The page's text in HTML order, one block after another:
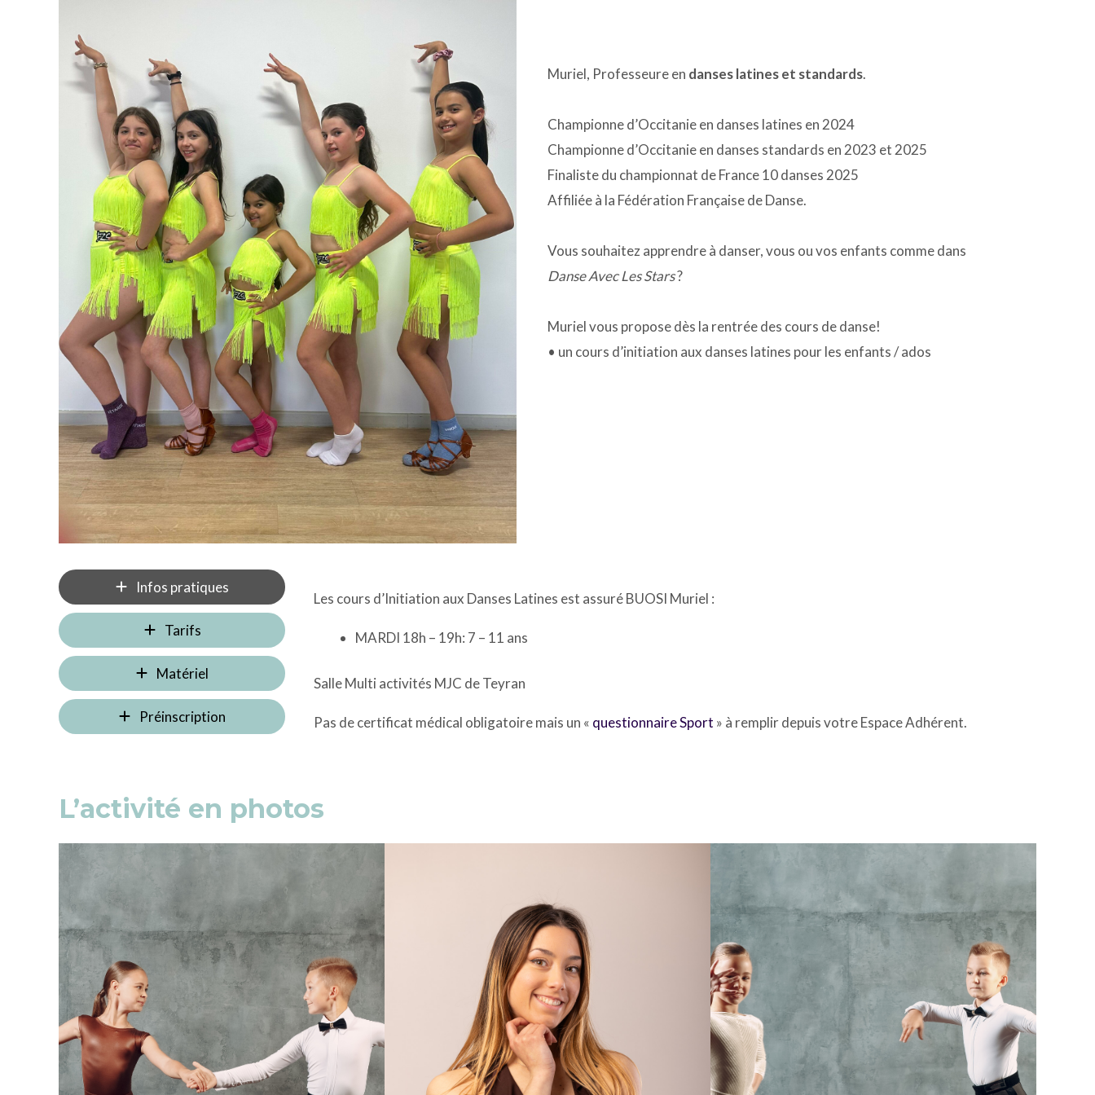
Muriel, Professeure en danses latines et standards.
Championne d’Occitanie en danses latines en 2024
Championne d’Occitanie en danses standards en 2023 et 2025
Finaliste du championnat de France 10 danses 2025
Affiliée à la Fédération Française de Danse.
Vous souhaitez apprendre à danser, vous ou vos enfants comme dans
Danse Avec Les Stars?
Muriel vous propose dès la rentrée des cours de danse!
• un cours d’initiation aux danses latines pour les enfants / ados
Infos pratiques
Tarifs
Matériel
Préinscription
Les cours d’Initiation aux Danses Latines est assuré BUOSI Muriel :
MARDI 18h – 19h: 7 – 11 ans
Salle Multi activités MJC de Teyran
Pas de certificat médical obligatoire mais un « questionnaire Sport » à remplir depuis votre Espace Adhérent.
L’activité en photos